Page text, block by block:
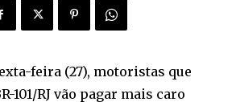
feira (27), motoristas que
101/RJ vão pagar mais caro